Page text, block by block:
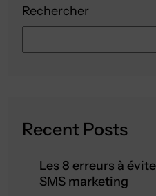
Rechercher
Recent Posts
Les 8 erreurs à
SMS marketing